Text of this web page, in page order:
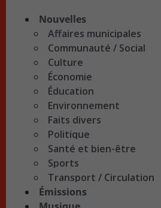
Nouvelles
Affaires municipales
Communauté / Social
Culture
Économie
Éducation
Environnement
Faits divers
Politique
Santé et bien-être
Sports
Transport / Circulation
Émissions